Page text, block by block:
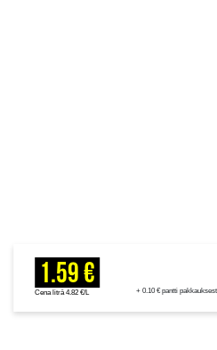
1.59 €
Cena litrā 4.82 €/L + 0.10 € pantti